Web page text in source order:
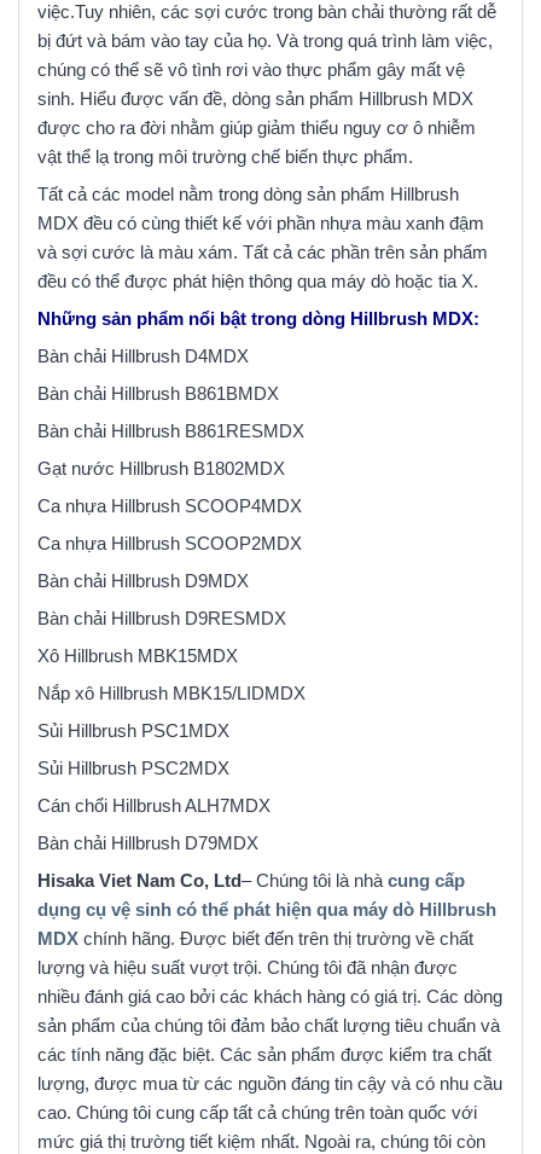
việc.Tuy nhiên, các sợi cước trong bàn chải thường rất dễ
bị đứt và bám vào tay của họ. Và trong quá trình làm việc,
chúng có thể sẽ vô tình rơi vào thực phẩm gây mất vệ
sinh. Hiểu được vấn đề, dòng sản phẩm Hillbrush MDX
được cho ra đời nhằm giúp giảm thiểu nguy cơ ô nhiễm
vật thể lạ trong môi trường chế biến thực phẩm.
Tất cả các model nằm trong dòng sản phẩm Hillbrush
MDX đều có cùng thiết kế với phần nhựa màu xanh đậm
và sợi cước là màu xám. Tất cả các phần trên sản phẩm
đều có thể được phát hiện thông qua máy dò hoặc tia X.
Những sản phẩm nổi bật trong dòng Hillbrush MDX:
Bàn chải Hillbrush D4MDX
Bàn chải Hillbrush B861BMDX
Bàn chải Hillbrush B861RESMDX
Gạt nước Hillbrush B1802MDX
Ca nhựa Hillbrush SCOOP4MDX
Ca nhựa Hillbrush SCOOP2MDX
Bàn chải Hillbrush D9MDX
Bàn chải Hillbrush D9RESMDX
Xô Hillbrush MBK15MDX
Nắp xô Hillbrush MBK15/LIDMDX
Sủi Hillbrush PSC1MDX
Sủi Hillbrush PSC2MDX
Cán chổi Hillbrush ALH7MDX
Bàn chải Hillbrush D79MDX
Hisaka Viet Nam Co, Ltd– Chúng tôi là nhà cung cấp
dụng cụ vệ sinh có thể phát hiện qua máy dò Hillbrush
MDX chính hãng. Được biết đến trên thị trường về chất
lượng và hiệu suất vượt trội. Chúng tôi đã nhận được
nhiều đánh giá cao bởi các khách hàng có giá trị. Các dòng
sản phẩm của chúng tôi đảm bảo chất lượng tiêu chuẩn và
các tính năng đặc biệt. Các sản phẩm được kiểm tra chất
lượng, được mua từ các nguồn đáng tin cậy và có nhu cầu
cao. Chúng tôi cung cấp tất cả chúng trên toàn quốc với
mức giá thị trường tiết kiệm nhất. Ngoài ra, chúng tôi còn